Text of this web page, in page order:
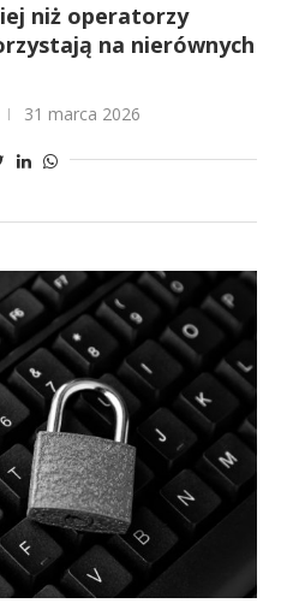
niż operatorzy
na nierównych
31 marca 2026